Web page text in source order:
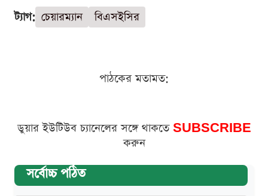
ট্যাগ: চেয়ারম্যান বিএসইসির
পাঠকের মতামত:
ডুয়ার ইউটিউব চ্যানেলের সঙ্গে থাকতে SUBSCRIBE
করুন
সর্বোচ্চ পঠিত